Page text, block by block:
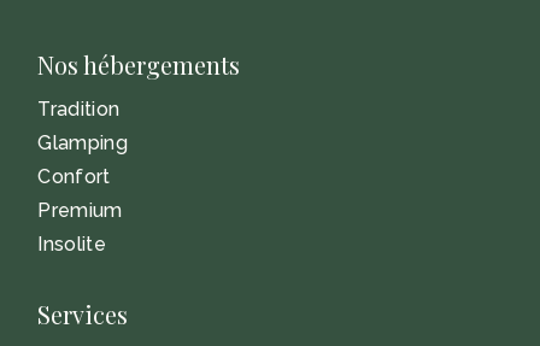
Nos hébergements
Tradition
Glamping
Confort
Premium
Insolite
Services